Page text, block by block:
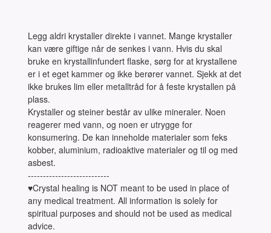
Legg aldri krystaller direkte i vannet. Mange krystaller
kan være giftige når de senkes i vann. Hvis du skal
bruke en krystallinfundert flaske, sørg for at krystallene
er i et eget kammer og ikke berører vannet. Sjekk at det
ikke brukes lim eller metalltråd for å feste krystallen på
plass.
Krystaller og steiner består av ulike mineraler. Noen
reagerer med vann, og noen er utrygge for
konsumering. De kan inneholde materialer som feks
kobber, aluminium, radioaktive materialer og til og med
asbest.
---------------------------
♥Crystal healing is NOT meant to be used in place of
any medical treatment. All information is solely for
spiritual purposes and should not be used as medical
advice.